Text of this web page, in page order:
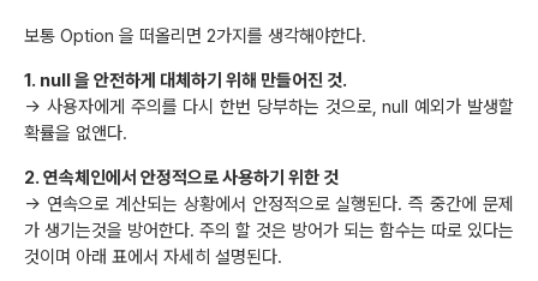
보통 Option 을 떠올리면 2가지를 생각해야한다.
1. null 을 안전하게 대체하기 위해 만들어진 것.
-> 사용자에게 주의를 다시 한번 당부하는 것으로, null 예외가 발생할
확률을 없앤다.
2. 연속체인에서 안정적으로 사용하기 위한 것
-> 연속으로 계산되는 상황에서 안정적으로 실행된다. 즉 중간에 문제
가 생기는것을 방어한다. 주의 할 것은 방어가 되는 함수는 따로 있다는
것이며 아래 표에서 자세히 설명된다.